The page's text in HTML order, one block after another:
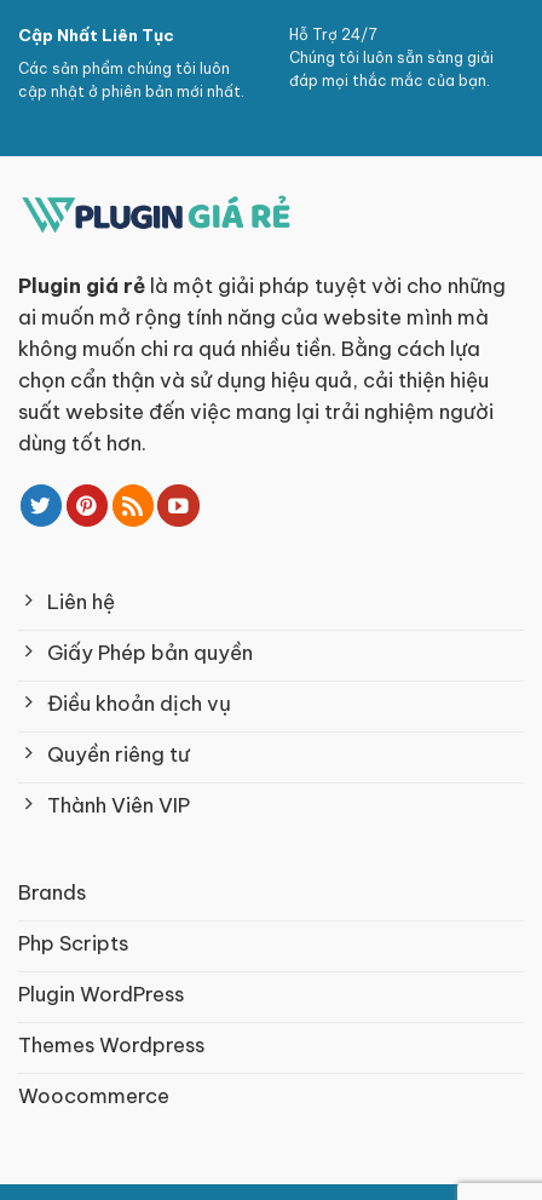
Cập Nhất Liên Tục
Các sản phẩm chúng tôi luôn
cập nhật ở phiên bản mới nhất.
Hỗ Trợ 24/7
Chúng tôi luôn sẵn sàng giải
đáp mọi thắc mắc của bạn.
Plugin giá rẻ là một giải pháp tuyệt vời cho những
ai muốn mở rộng tính năng của website mình mà
không muốn chi ra quá nhiều tiền. Bằng cách lựa
chọn cẩn thận và sử dụng hiệu quả, cải thiện hiệu
suất website đến việc mang lại trải nghiệm người
dùng tốt hơn.
Liên hệ
Giấy Phép bản quyền
Điều khoản dịch vụ
Quyền riêng tư
Thành Viên VIP
Brands
Php Scripts
Plugin WordPress
Themes Wordpress
Woocommerce